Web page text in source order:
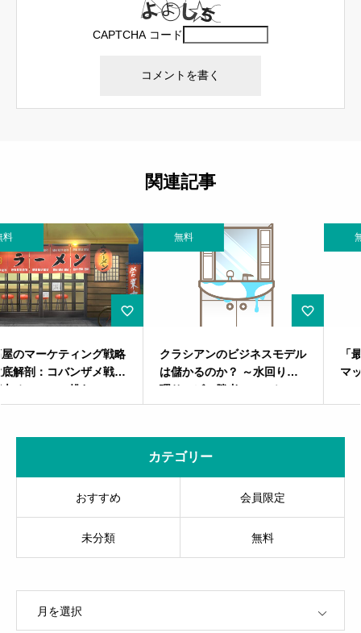
CAPTCHA コード
関連記事
クラシアンのビジネスモデル
は儲かるのか？ ～水回り修
理サービス勝者のマーケティ
ングに迫る～
無料
「最後に魅せる」──クライ
マックス法があなたのマーケ
ティングを劇的に変える理由
カテゴリー
おすすめ 会員限定
未分類 無料